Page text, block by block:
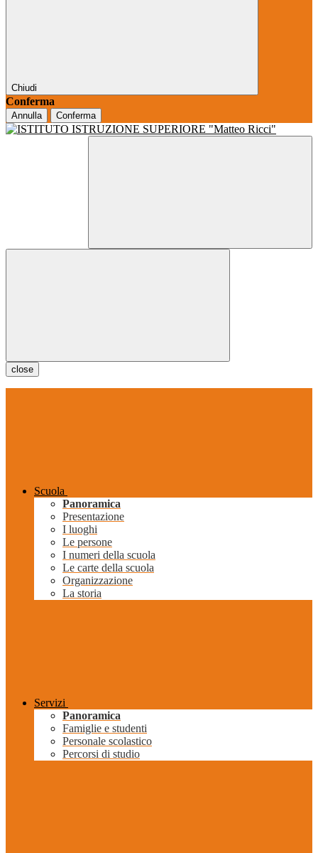
Chiudi
Conferma
Annulla Conferma
close
Scuola
Panoramica
Presentazione
I luoghi
Le persone
I numeri della scuola
Le carte della scuola
Organizzazione
La storia
Servizi
Panoramica
Famiglie e studenti
Personale scolastico
Percorsi di studio